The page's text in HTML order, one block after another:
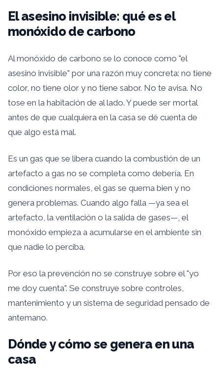
El asesino invisible: qué es el
monóxido de carbono
Al monóxido de carbono se lo conoce como "el
asesino invisible" por una razón muy concreta: no tiene
color, no tiene olor y no tiene sabor. No te avisa. No
tose en la habitación de al lado. Y puede ser mortal
antes de que cualquiera en la casa se dé cuenta de
que algo está mal.
Es un gas que se libera cuando la combustión de un
artefacto a gas no se completa como debería. En
condiciones normales, el gas se quema bien y no
genera problemas. Cuando algo falla —ya sea el
artefacto, la ventilación o la salida de gases—, el
monóxido empieza a acumularse en el ambiente sin
que nadie lo perciba.
Por eso la prevención no se construye sobre el "yo
me doy cuenta". Se construye sobre controles,
mantenimiento y un sistema de seguridad pensado de
antemano.
Dónde y cómo se genera en una
casa